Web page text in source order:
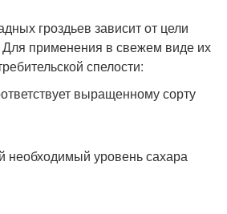
гроздьев зависит от цели
Для применения в свежем виде их
спелости:
выращенному сорту
необходимый уровень сахара